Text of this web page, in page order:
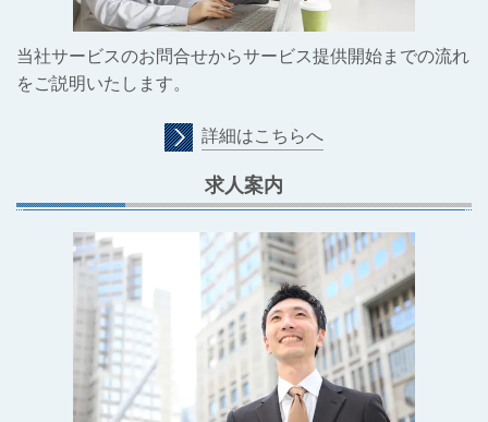
当社サービスのお問合せからサービス提供開始までの流れ
をご説明いたします。
詳細はこちらへ
求人案内